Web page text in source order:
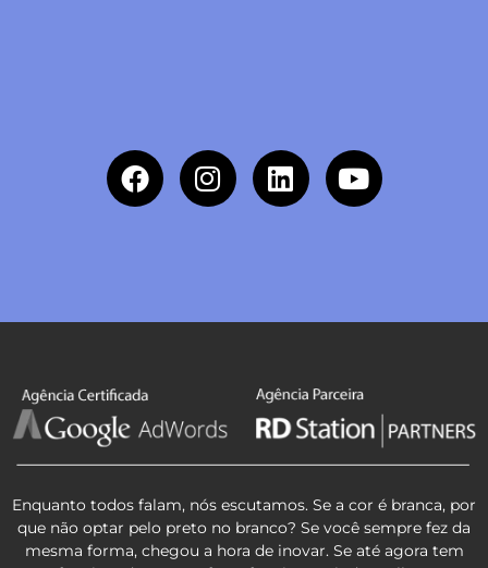
Enquanto todos falam, nós escutamos. Se a cor é branca, por
que não optar pelo preto no branco? Se você sempre fez da
mesma forma, chegou a hora de inovar. Se até agora tem